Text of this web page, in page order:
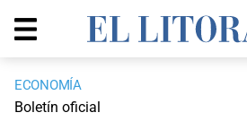
ECONOMÍA
Boletín oficial